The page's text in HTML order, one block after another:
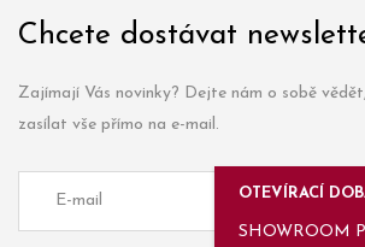
Chcete dostávat
Zajímají Vás novinky? Dejte nám o sobě
zasílat vše přímo na e-mail.
OTEVÍRACÍ
SHOWROOM